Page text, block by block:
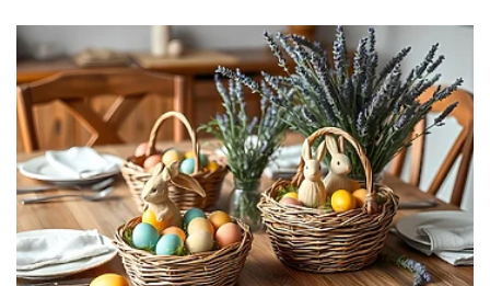
pūkuotą odelę, o nektarinai – lygią. Tiek persikai,
tiek nektarinai turi vertingų savybių, naudingų
sveikatai. Skonis jų panašus, nors dažniausiai
laikoma, kad persikai yra kiek saldesni, o
nektarinai – gaivesni. Tuo tarpu abrikosai, nors
irgi kaulavaisiai, yra atskira rūšis, mažesni už
persikus ir nektarinus, jie pasižymi didesniu
rūgštumu ir nėra tokie sultingi kaip jų